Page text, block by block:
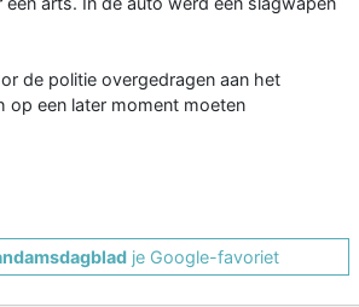
de politie overgedragen aan het
op een later moment moeten
je Google-favoriet